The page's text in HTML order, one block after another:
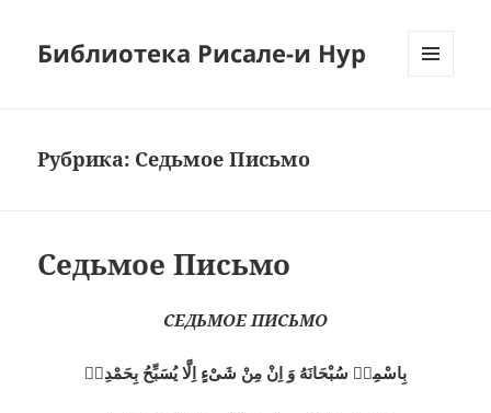
Библиотека Рисале-и Нур
Рубрика: Седьмое Письмо
Седьмое Письмо
СЕДЬМОЕ ПИСЬМО
بِاسْمِهٖ سُبْحَانَهُ وَ اِنْ مِنْ شَىْءٍ اِلَّا يُسَبِّحُ بِحَمْدِهٖ